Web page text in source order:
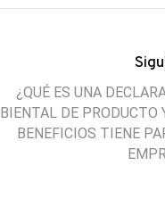
¿QUÉ ES UNA
DE PRODUCTO
BENEFICIOS TIENE